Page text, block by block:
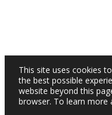
This site uses cookies
the best possible
website beyond this
browser. To learn more